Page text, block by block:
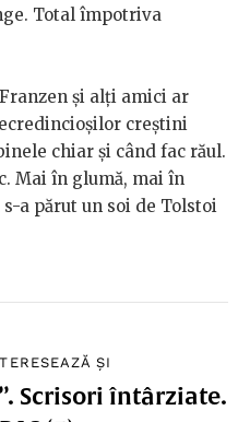
Total împotriva
și alți amici ar
creștini
chiar și când fac răul.
Mai în glumă, mai în
a părut un soi de Tolstoi
ȘI
Scrisori întârziate.